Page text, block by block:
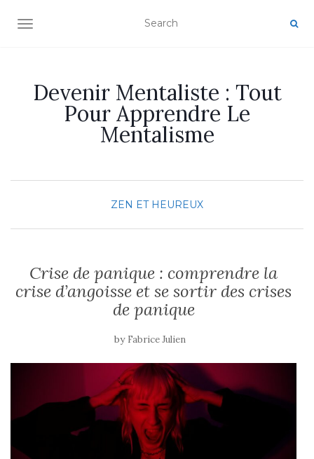
AFFICHER/MASQUER LA NAVIGATION
Devenir Mentaliste : Tout
Pour Apprendre Le
Mentalisme
ZEN ET HEUREUX
Crise de panique : comprendre la
crise d’angoisse et se sortir des crises
de panique
by Fabrice Julien